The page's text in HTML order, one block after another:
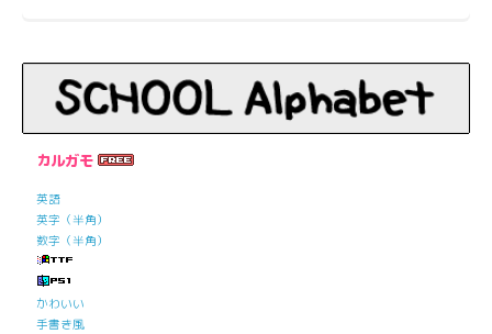
カルガモ
英語
英字（半角）
数字（半角）
かわいい
手書き風